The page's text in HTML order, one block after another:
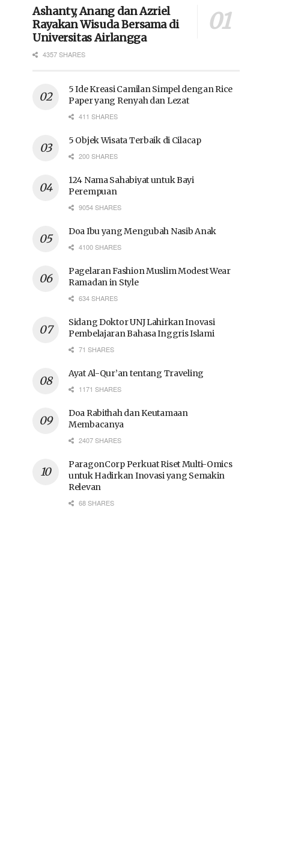
Ashanty, Anang dan Azriel
Rayakan Wisuda Bersama di
Universitas Airlangga
4357 SHARES
5 Ide Kreasi Camilan Simpel dengan Rice
Paper yang Renyah dan Lezat
411 SHARES
5 Objek Wisata Terbaik di Cilacap
200 SHARES
124 Nama Sahabiyat untuk Bayi
Perempuan
9054 SHARES
Doa Ibu yang Mengubah Nasib Anak
4100 SHARES
Pagelaran Fashion Muslim Modest Wear
Ramadan in Style
634 SHARES
Sidang Doktor UNJ Lahirkan Inovasi
Pembelajaran Bahasa Inggris Islami
71 SHARES
Ayat Al-Qur’an tentang Traveling
1171 SHARES
Doa Rabithah dan Keutamaan
Membacanya
2407 SHARES
ParagonCorp Perkuat Riset Multi-Omics
untuk Hadirkan Inovasi yang Semakin
Relevan
68 SHARES